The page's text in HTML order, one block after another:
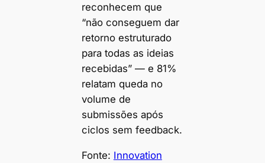
reconhecem que
“não conseguem dar
retorno estruturado
para todas as ideias
recebidas” — e 81%
relatam queda no
volume de
submissões após
ciclos sem feedback.
Fonte: Innovation